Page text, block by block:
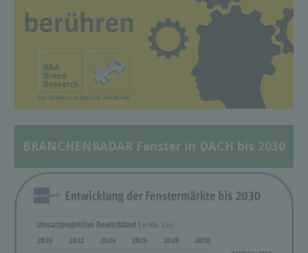
BRANCHENRADAR Fenster in DACH bis 2030